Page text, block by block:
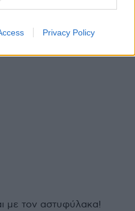
Privacy Policy
θα τους δώσει
περιμενουν. Μολις το
με τον αστυφύλακα!